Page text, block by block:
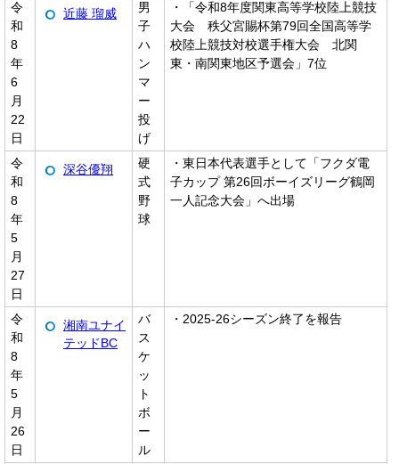
令
和
8
年
6
月
22
日
近藤 瑠威
男
子
ハ
ン
マ
ー
投
げ
・「令和8年度関東高等学校陸上競技
大会 秩父宮賜杯第79回全国高等学
校陸上競技対校選手権大会 北関
東・南関東地区予選会」7位
令
和
8
年
5
月
27
日
深谷優翔
硬
式
野
球
・東日本代表選手として「フクダ電
子カップ 第26回ボーイズリーグ鶴岡
一人記念大会」へ出場
令
和
8
年
5
月
26
日
湘南ユナイ
テッドBC
バ
ス
ケ
ッ
ト
ボ
ー
ル
・2025-26シーズン終了を報告